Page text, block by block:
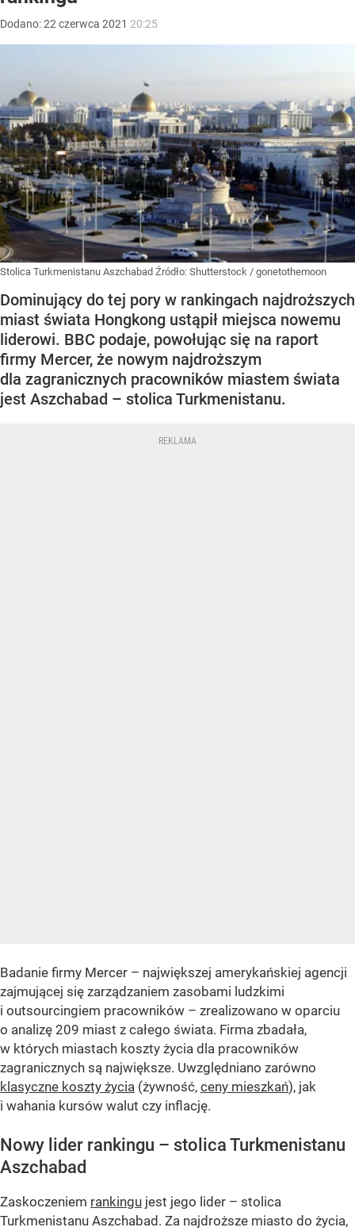
Dodano:22 czerwca 2021 20:25
Stolica Turkmenistanu Aszchabad Źródło: Shutterstock / gonetothemoon
Dominujący do tej pory w rankingach najdroższych
miast świata Hongkong ustąpił miejsca nowemu
liderowi. BBC podaje, powołując się na raport
firmy Mercer, że nowym najdroższym
dla zagranicznych pracowników miastem świata
jest Aszchabad – stolica Turkmenistanu.
Badanie firmy Mercer – największej amerykańskiej agencji
zajmującej się zarządzaniem zasobami ludzkimi
i outsourcingiem pracowników – zrealizowano w oparciu
o analizę 209 miast z całego świata. Firma zbadała,
w których miastach koszty życia dla pracowników
zagranicznych są największe. Uwzględniano zarówno
klasyczne koszty życia (żywność, ceny mieszkań), jak
i wahania kursów walut czy inflację.
Nowy lider rankingu – stolica Turkmenistanu
Aszchabad
Zaskoczeniem rankingu jest jego lider – stolica
Turkmenistanu Aszchabad. Za najdroższe miasto do życia,